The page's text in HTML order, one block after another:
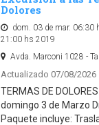
Dolores
dom. 03 de mar. 06:30
21:00 hs 2019
Avda. Marconi 1028 -
Actualizado 07/08/2026
TERMAS DE
domingo 3 de Marzo
Paquete incluye: